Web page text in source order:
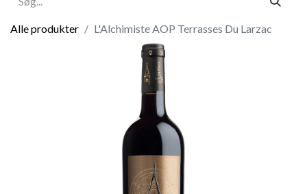
Alle produkter L'Alchimiste AOP Terrasses Du Larzac